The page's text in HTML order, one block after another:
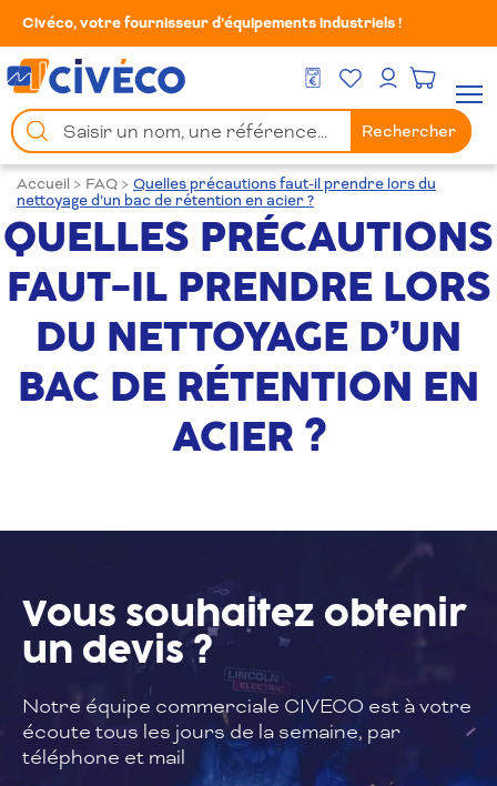
Civéco, votre fournisseur d’équipements industriels !
DEVIS GRATUIT
Mes FavorisMon compte
Chercher
un
produit
Rechercher
Accueil > FAQ > Quelles précautions faut-il prendre lors du
nettoyage d’un bac de rétention en acier ?
QUELLES PRÉCAUTIONS
FAUT-IL PRENDRE LORS
DU NETTOYAGE D’UN
BAC DE RÉTENTION EN
ACIER ?
Vous souhaitez obtenir
un devis ?
Notre équipe commerciale CIVECO est àvotre
écoute tous les jours de la semaine, par
téléphone et mail